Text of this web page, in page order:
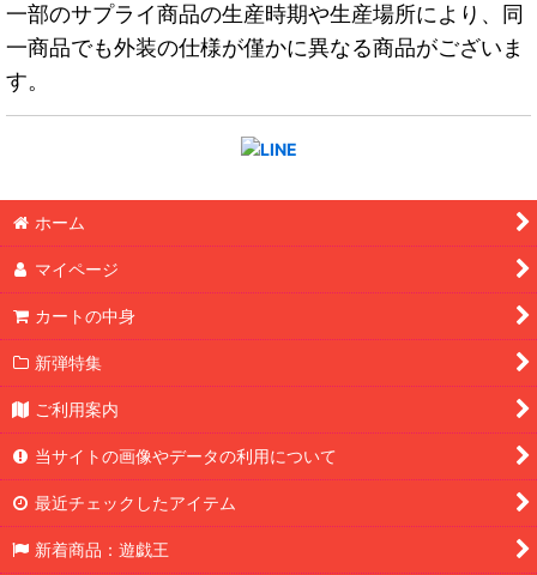
一部のサプライ商品の生産時期や生産場所により、同
一商品でも外装の仕様が僅かに異なる商品がございま
す。
ホーム
マイページ
カートの中身
新弾特集
ご利用案内
当サイトの画像やデータの利用について
最近チェックしたアイテム
新着商品：遊戯王